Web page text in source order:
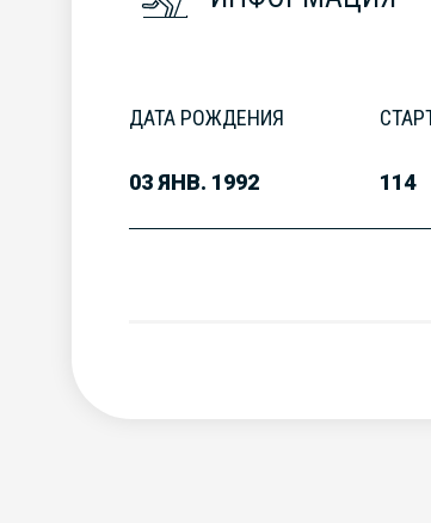
ДАТА РОЖДЕНИЯ
03 ЯНВ. 1992 114